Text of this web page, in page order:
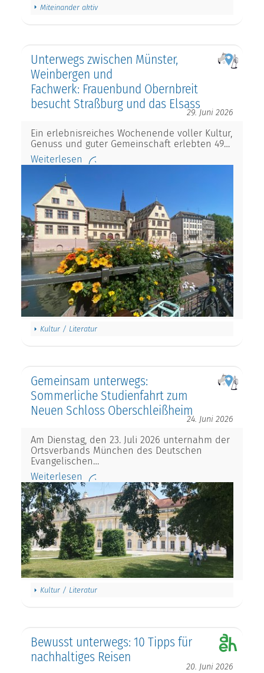
Miteinander aktiv
Unterwegs zwischen Münster,
Weinbergen und
Fachwerk: Frauenbund Obernbreit
besucht Straßburg und das Elsass
29. Juni 2026
Ein erlebnisreiches Wochenende voller Kultur,
Genuss und guter Gemeinschaft erlebten 49…
Weiterlesen
Kultur / Literatur
Gemeinsam unterwegs:
Sommerliche Studienfahrt zum
Neuen Schloss Oberschleißheim
24. Juni 2026
Am Dienstag, den 23. Juli 2026 unternahm der
Ortsverbands München des Deutschen
Evangelischen…
Weiterlesen
Kultur / Literatur
Bewusst unterwegs: 10 Tipps für
nachhaltiges Reisen
20. Juni 2026